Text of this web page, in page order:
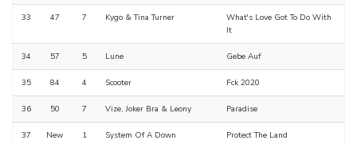
33 47 7 Kygo & Tina Turner
What's Love Got To Do With
It
34 57 5 Lune Gebe Auf
35 84 4 Scooter Fck 2020
36 50 7 Vize, Joker Bra & Leony Paradise
37 New 1 System Of A Down Protect The Land